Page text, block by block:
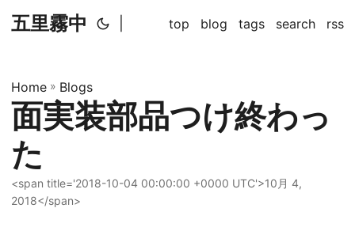
五里霧中 top blog tags search rss
Home » Blogs
面実装部品つけ終わっ
た
<span title='2018-10-04 00:00:00 +0000 UTC'>10月 4,
2018</span>